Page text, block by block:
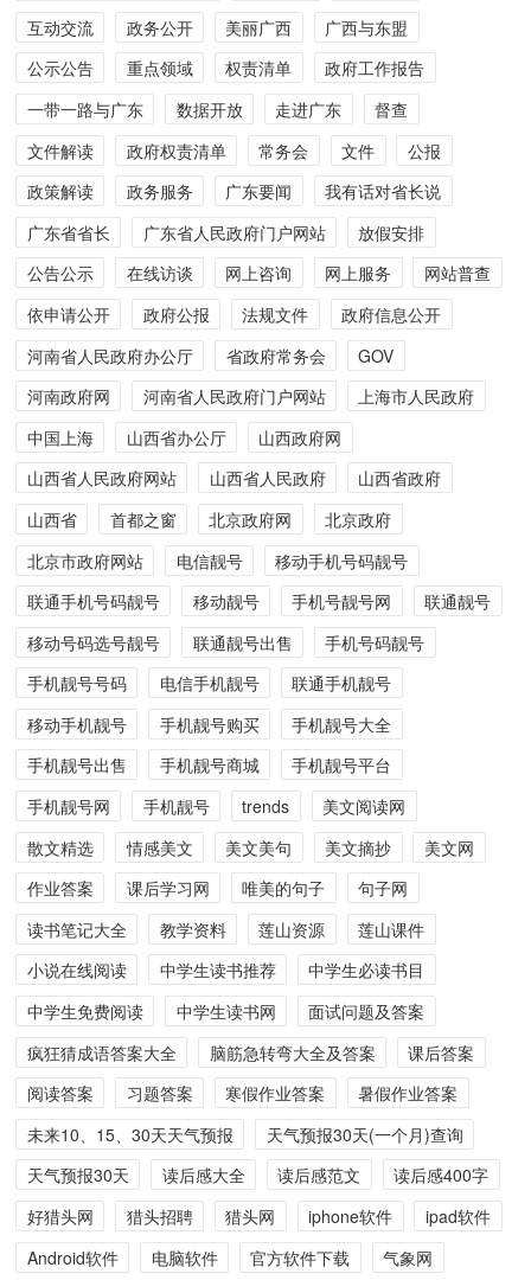
互动交流
政务公开 美丽广西
广西与东盟
公示公告
重点领域 权责清单
政府工作报告
一带一路与广东
数据开放 走进广东
督查
文件解读
政府权责清单 常务会 文件
公报
政策解读
政务服务 广东要闻
我有话对省长说
广东省省长
广东省人民政府门户网站
放假安排
公告公示
在线访谈 网上咨询 网上服务
网站普查
依申请公开
政府公报 法规文件
政府信息公开
河南省人民政府办公厅
省政府常务会
GOV
河南政府网
河南省人民政府门户网站
上海市人民政府
中国上海
山西省办公厅
山西政府网
山西省人民政府网站
山西省人民政府
山西省政府
山西省
首都之窗 北京政府网
北京政府
北京市政府网站
电信靓号
移动手机号码靓号
联通手机号码靓号
移动靓号 手机号靓号网
联通靓号
移动号码选号靓号
联通靓号出售
手机号码靓号
手机靓号号码
电信手机靓号
联通手机靓号
移动手机靓号
手机靓号购买
手机靓号大全
手机靓号出售
手机靓号商城
手机靓号平台
手机靓号网
手机靓号 trends
美文阅读网
散文精选
情感美文 美文美句 美文摘抄
美文网
作业答案
课后学习网 唯美的句子
句子网
读书笔记大全
教学资料 莲山资源
莲山课件
小说在线阅读
中学生读书推荐
中学生必读书目
中学生免费阅读
中学生读书网
面试问题及答案
疯狂猜成语答案大全
脑筋急转弯大全及答案
课后答案
阅读答案
习题答案 寒假作业答案
暑假作业答案
未来10、15、30天天气预报
天气预报30天(一个月)查询
天气预报30天
读后感大全 读后感范文
读后感400字
好猎头网
猎头招聘 猎头网 iphone软件
ipad软件
Android软件
电脑软件 官方软件下载 气象网